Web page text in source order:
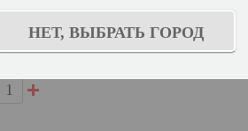
Узнать размер
НЕТ, ВЫБРАТЬ ГОРОД